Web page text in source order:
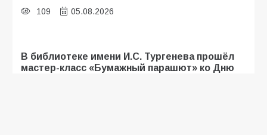
109 05.08.2026
В библиотеке имени И.С. Тургенева прошёл
мастер-класс «Бумажный парашют» ко Дню